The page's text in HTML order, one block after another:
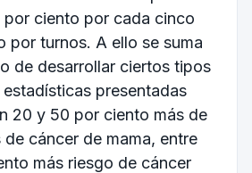
por ciento por cada cinco
por turnos. A ello se suma
de desarrollar ciertos tipos
presentadas
20 y 50 por ciento más de
cáncer de mama, entre
más riesgo de cáncer